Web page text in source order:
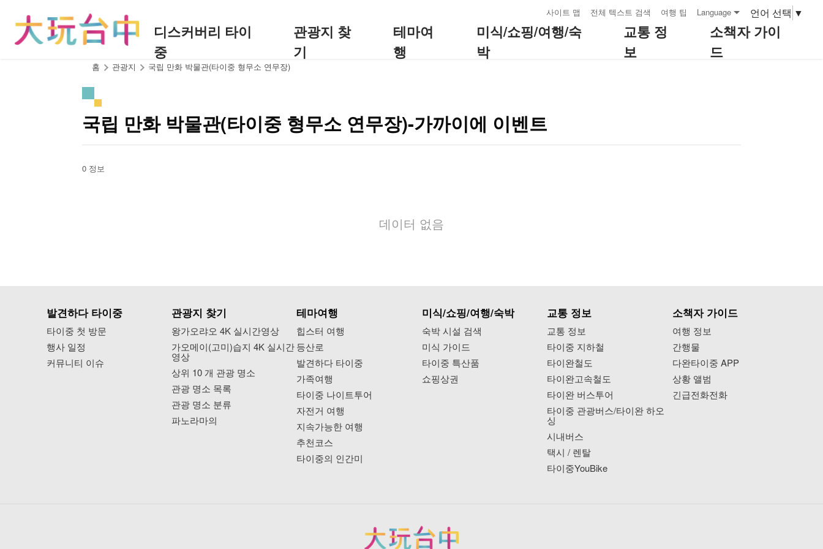
사이트 맵 전체 텍스트 검색 여행 팁 Language 언어 선택 ▼
디스커버리 타이
중
관광지 찾
기
테마여
행
미식/쇼핑/여행/숙
박
교통 정
보
소책자 가이
드
홈 관광지 국립 만화 박물관(타이중 형무소 연무장)
국립 만화 박물관(타이중 형무소 연무장)-가까이에 이벤트
0 정보
데이터 없음
발견하다 타이중
타이중 첫 방문
행사 일정
커뮤니티 이슈
관광지 찾기
왕가오랴오 4K 실시간영상
가오메이(고미)습지 4K 실시간
영상
상위 10 개 관광 명소
관광 명소 목록
관광 명소 분류
파노라마의
테마여행
힙스터 여행
등산로
발견하다 타이중
가족여행
타이중 나이트투어
자전거 여행
지속가능한 여행
추천코스
타이중의 인간미
미식/쇼핑/여행/숙박
숙박 시설 검색
미식 가이드
타이중 특산품
쇼핑상권
교통 정보
교통 정보
타이중 지하철
타이완철도
타이완고속철도
타이완 버스투어
타이중 관광버스/타이완 하오
싱
시내버스
택시 / 렌탈
타이중YouBike
소책자 가이드
여행 정보
간행물
다완타이중 APP
상황 앨범
긴급전화전화